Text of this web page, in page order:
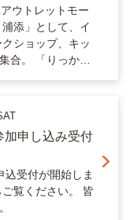
ウトレットモー
添」として、イ
ショップ、キッ
合。 「りっか…
加申し込み受付
受付が開始しま
覧ください。 皆